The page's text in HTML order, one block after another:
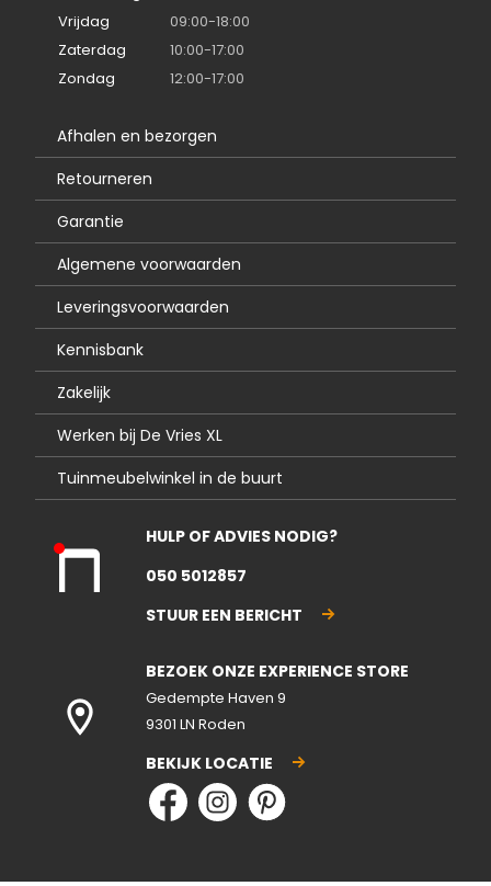
Vrijdag
09:00-18:00
Zaterdag
10:00-17:00
Zondag
12:00-17:00
Afhalen en bezorgen
Retourneren
Garantie
Algemene voorwaarden
Leveringsvoorwaarden
Kennisbank
Zakelijk
Werken bij De Vries XL
Tuinmeubelwinkel in de buurt
nte
ote
n
HULP OF ADVIES NODIG?
050 5012857
STUUR EEN BERICHT
BEZOEK ONZE EXPERIENCE STORE
Gedempte Haven 9
9301 LN Roden
BEKIJK LOCATIE